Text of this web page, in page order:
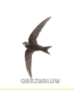
GIERZWALUW